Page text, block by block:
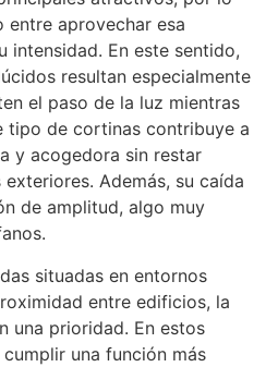
entre aprovechar esa
intensidad. En este sentido,
resultan especialmente
el paso de la luz mientras
tipo de cortinas contribuye a
y acogedora sin restar
Además, su caída
de amplitud, algo muy
situadas en entornos
entre edificios, la
una prioridad. En estos
una función más